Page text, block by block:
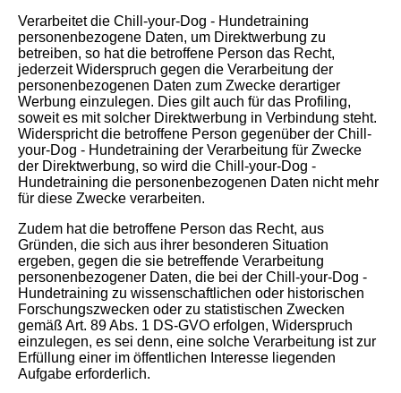
Verarbeitet die Chill-your-Dog - Hundetraining
personenbezogene Daten, um Direktwerbung zu
betreiben, so hat die betroffene Person das Recht,
jederzeit Widerspruch gegen die Verarbeitung der
personenbezogenen Daten zum Zwecke derartiger
Werbung einzulegen. Dies gilt auch für das Profiling,
soweit es mit solcher Direktwerbung in Verbindung steht.
Widerspricht die betroffene Person gegenüber der Chill-
your-Dog - Hundetraining der Verarbeitung für Zwecke
der Direktwerbung, so wird die Chill-your-Dog -
Hundetraining die personenbezogenen Daten nicht mehr
für diese Zwecke verarbeiten.
Zudem hat die betroffene Person das Recht, aus
Gründen, die sich aus ihrer besonderen Situation
ergeben, gegen die sie betreffende Verarbeitung
personenbezogener Daten, die bei der Chill-your-Dog -
Hundetraining zu wissenschaftlichen oder historischen
Forschungszwecken oder zu statistischen Zwecken
gemäß Art. 89 Abs. 1 DS-GVO erfolgen, Widerspruch
einzulegen, es sei denn, eine solche Verarbeitung ist zur
Erfüllung einer im öffentlichen Interesse liegenden
Aufgabe erforderlich.